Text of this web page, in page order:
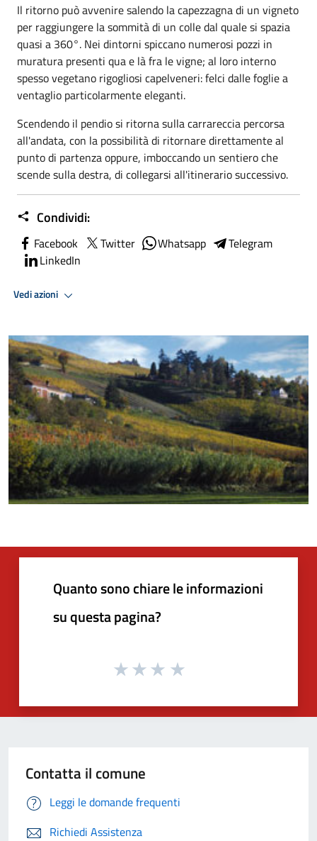
Il ritorno può avvenire salendo la capezzagna di un vigneto
per raggiungere la sommità di un colle dal quale si spazia
quasi a 360°. Nei dintorni spiccano numerosi pozzi in
muratura presenti qua e là fra le vigne; al loro interno
spesso vegetano rigogliosi capelveneri: felci dalle foglie a
ventaglio particolarmente eleganti.
Scendendo il pendio si ritorna sulla carrareccia percorsa
all'andata, con la possibilità di ritornare direttamente al
punto di partenza oppure, imboccando un sentiero che
scende sulla destra, di collegarsi all'itinerario successivo.
Condividi:
Facebook Twitter Whatsapp
Telegram
LinkedIn
Vedi azioni
Quanto sono chiare le informazioni
su questa pagina?
Contatta il comune
Leggi le domande frequenti
Richiedi Assistenza